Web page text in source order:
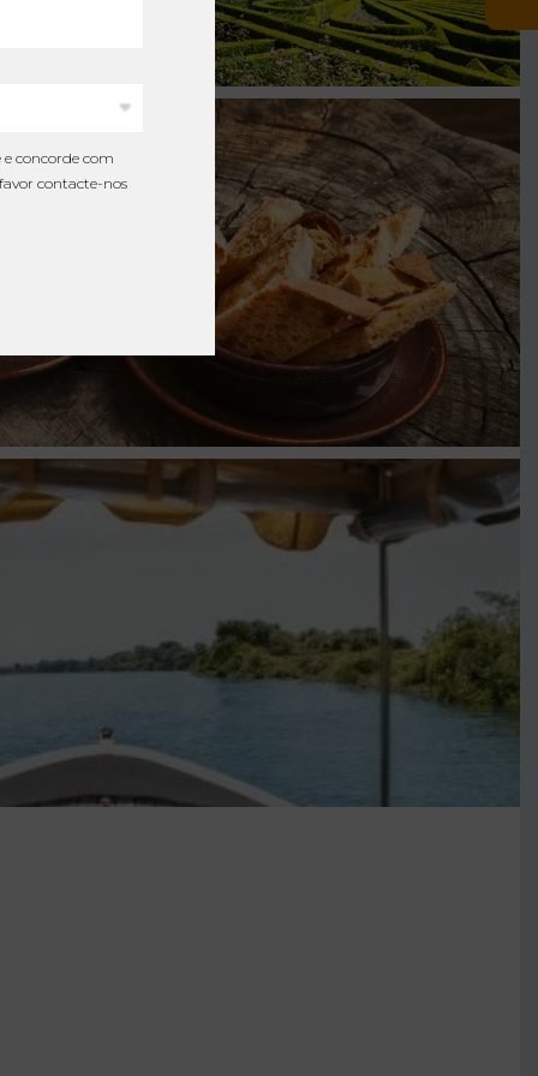
e concorde com
contacte-nos